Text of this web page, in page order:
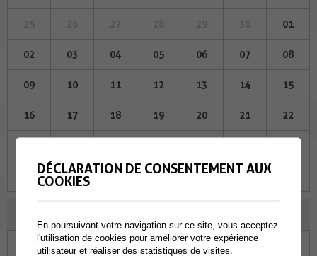
01
02 03 04 05 06 07 08
09 10 11 12 13 14 15
16 17 18 19 20 21 22
31 01 02 03 04
Ma Me Je Ve Sa
DÉCLARATION DE CONSENTEMENT AUX
COOKIES
En poursuivant votre navigation sur ce site, vous acceptez
l'utilisation de cookies pour améliorer votre expérience
utilisateur et réaliser des statistiques de visites.